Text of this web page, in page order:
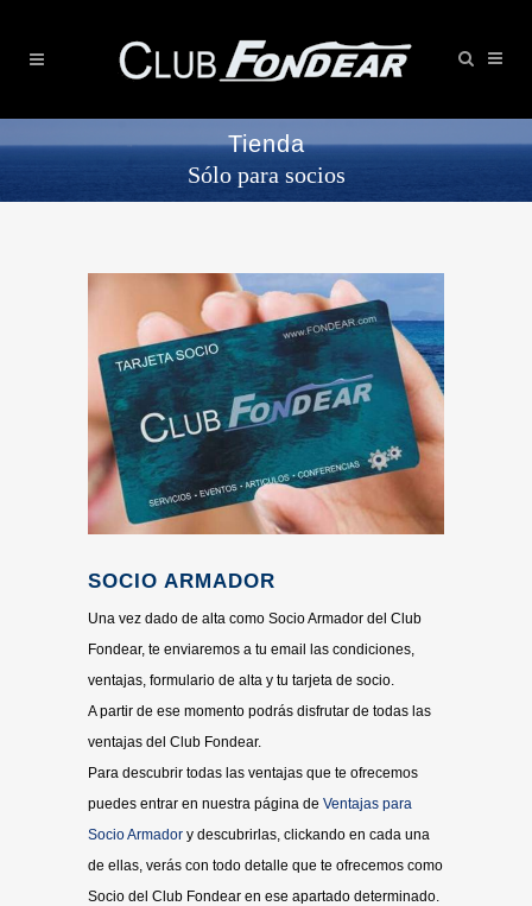
Tienda
Sólo para socios
SOCIO ARMADOR
Una vez dado de alta como Socio Armador del Club
Fondear, te enviaremos a tu email las condiciones,
ventajas, formulario de alta y tu tarjeta de socio.
A partir de ese momento podrás disfrutar de todas las
ventajas del Club Fondear.
Para descubrir todas las ventajas que te ofrecemos
puedes entrar en nuestra página de Ventajas para
Socio Armador y descubrirlas, clickando en cada una
de ellas, verás con todo detalle que te ofrecemos como
Socio del Club Fondear en ese apartado determinado.